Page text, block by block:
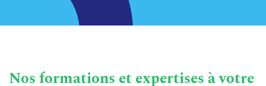
Nos formations et expertises à votre